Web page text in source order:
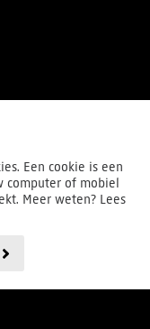
Een cookie is een
computer of mobiel
Meer weten? Lees